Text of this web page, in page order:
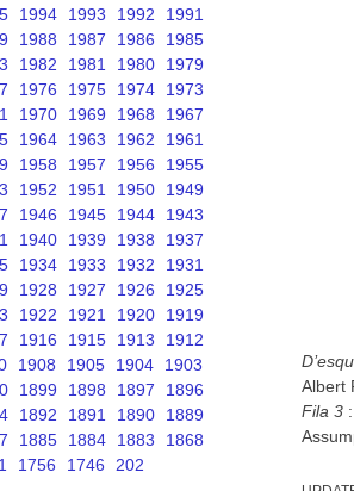
Albert
Fila 3
1994 1993 1992
1991
1988 1987 1986
1985
1982 1981 1980
1979
1976 1975 1974
1973
1970 1969 1968
1967
1964 1963 1962
1961
1958 1957 1956
1955
1952 1951 1950
1949
1946 1945 1944
1943
1940 1939 1938
1937
1934 1933 1932
1931
1928 1927 1926
1925
1922 1921 1920
1919
1916 1915 1913
1912
1908 1905 1904
1903
1899 1898 1897
1896
1892 1891 1890
1889
1885 1884 1883
1868
1756 1746 202